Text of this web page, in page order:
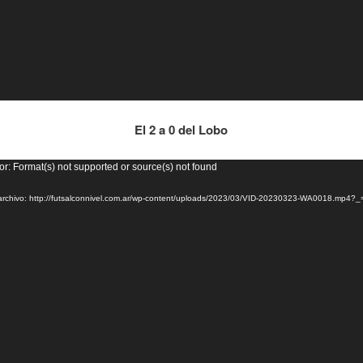
El 2 a 0 del Lobo
Format(s) not supported or source(s) not found
http://futsalconnivel.com.ar/wp-content/uploads/2023/03/VID-20230323-